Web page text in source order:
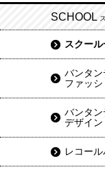
SCHOOL
スクー
バンタ
ファッ
バンタ
デザイ
レコー